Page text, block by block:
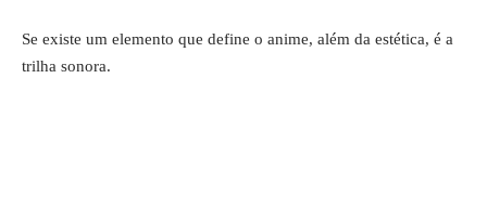
Se existe um elemento que define o anime, além da estética, é a
trilha sonora.